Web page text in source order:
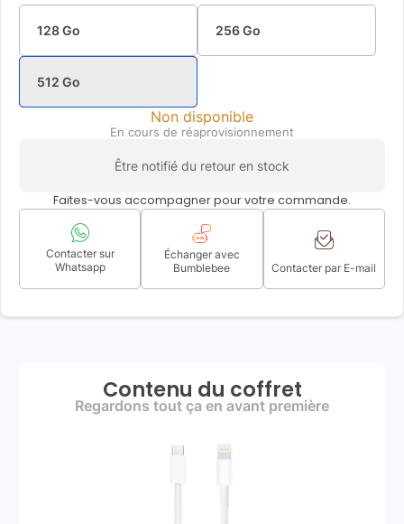
128 Go 256 Go
512 Go
Non disponible
En cours de réaprovisionnement
Être notifié du retour en stock
Faites-vous accompagner pour votre commande.
Contacter sur
Whatsapp
Échanger avec
Bumblebee
Contacter par E-mail
Contenu du coffret
Regardons tout ça en avant première